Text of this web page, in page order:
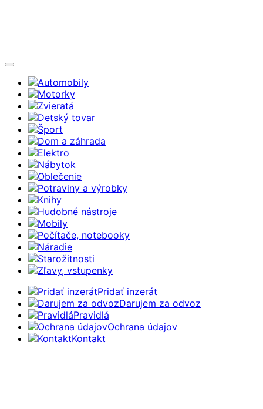
Automobily
Motorky
Zvieratá
Detský tovar
Šport
Dom a záhrada
Elektro
Nábytok
Oblečenie
Potraviny a výrobky
Knihy
Hudobné nástroje
Mobily
Počítače, notebooky
Náradie
Starožitnosti
Zľavy, vstupenky
Pridať inzerát
Darujem za odvoz
Pravidlá
Ochrana údajov
Kontakt